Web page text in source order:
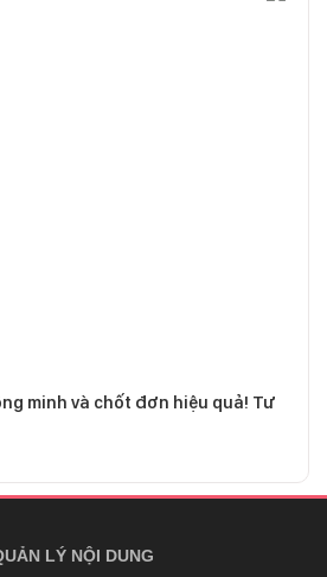
minh và chốt đơn hiệu quả! Tư
LÝ NỘI DUNG